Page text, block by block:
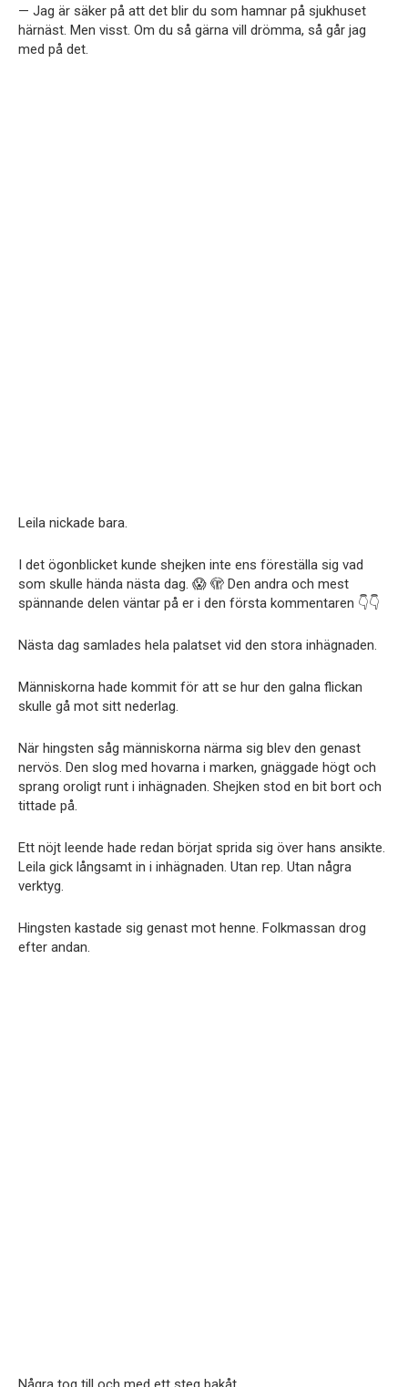
— Jag är säker på att det blir du som hamnar på sjukhuset
härnäst. Men visst. Om du så gärna vill drömma, så går jag
med på det.
Leila nickade bara.
I det ögonblicket kunde shejken inte ens föreställa sig vad
som skulle hända nästa dag. 😱 🫣 Den andra och mest
spännande delen väntar på er i den första kommentaren 👇👇
Nästa dag samlades hela palatset vid den stora inhägnaden.
Människorna hade kommit för att se hur den galna flickan
skulle gå mot sitt nederlag.
När hingsten såg människorna närma sig blev den genast
nervös. Den slog med hovarna i marken, gnäggade högt och
sprang oroligt runt i inhägnaden. Shejken stod en bit bort och
tittade på.
Ett nöjt leende hade redan börjat sprida sig över hans ansikte.
Leila gick långsamt in i inhägnaden. Utan rep. Utan några
verktyg.
Hingsten kastade sig genast mot henne. Folkmassan drog
efter andan.